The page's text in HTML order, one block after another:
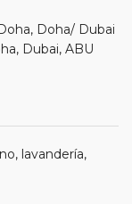
Doha/ Dubai
Dubai, ABU
lavandería,